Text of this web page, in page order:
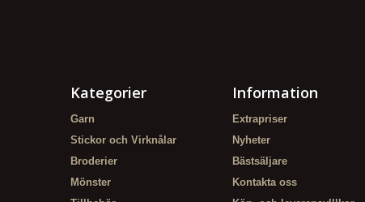
Kategorier
Garn
Stickor och Virknålar
Broderier
Mönster
Information
Extrapriser
Nyheter
Bästsäljare
Kontakta oss